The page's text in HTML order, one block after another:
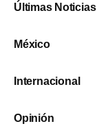
Últimas Noticias
México
Internacional
Opinión